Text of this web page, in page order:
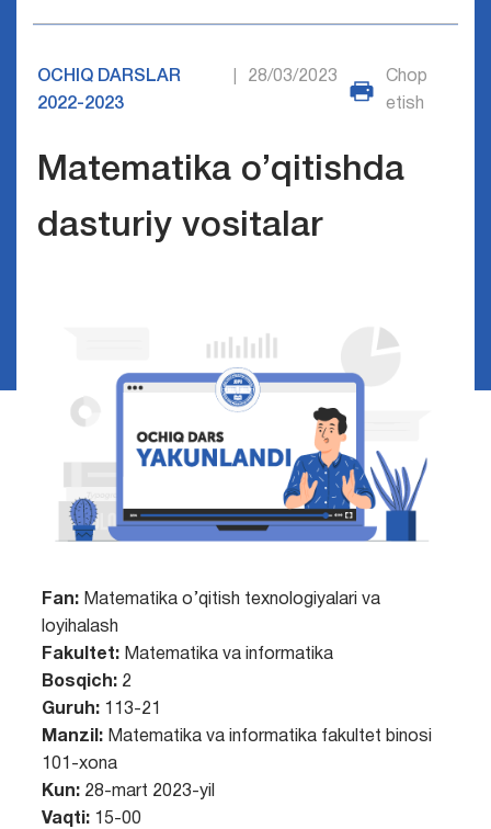
OCHIQ DARSLAR
2022-2023
28/03/2023
Chop
etish
Matematika o’qitishda
dasturiy vositalar
Fan: Matematika o’qitish texnologiyalari va
loyihalash
Fakultet:Matematika va informatika
Bosqich:2
Guruh:113-21
Manzil:Matematika va informatika fakultet binosi
101-xona
Kun: 28-mart 2023-yil
Vaqti:15-00